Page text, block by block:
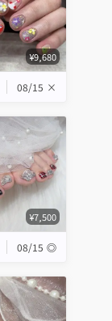
¥9,680
08/15 ×
¥7,500
08/15 ◎